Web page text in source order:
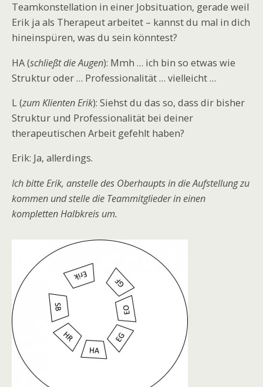
Teamkonstellation in einer Jobsituation, gerade weil
Erik ja als Therapeut arbeitet – kannst du mal in dich
hineinspüren, was du sein könntest?
HA (schließt die Augen): Mmh … ich bin so etwas wie
Struktur oder … Professionalität … vielleicht …
L (zum Klienten Erik): Siehst du das so, dass dir bisher
Struktur und Professionalität bei deiner
therapeutischen Arbeit gefehlt haben?
Erik: Ja, allerdings.
Ich bitte Erik, anstelle des Oberhaupts in die Aufstellung zu
kommen und stelle die Teammitglieder in einen
kompletten Halbkreis um.